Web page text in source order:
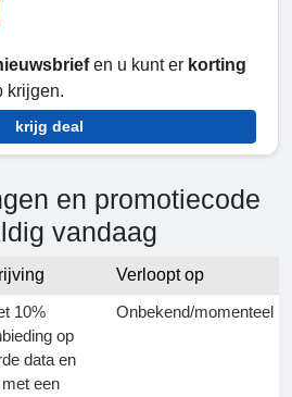
en u kunt er korting
krijgen.
krijg deal
en promotiecode
vandaag
Verloopt op
10%
op
data en
een
Onbekend/momenteel